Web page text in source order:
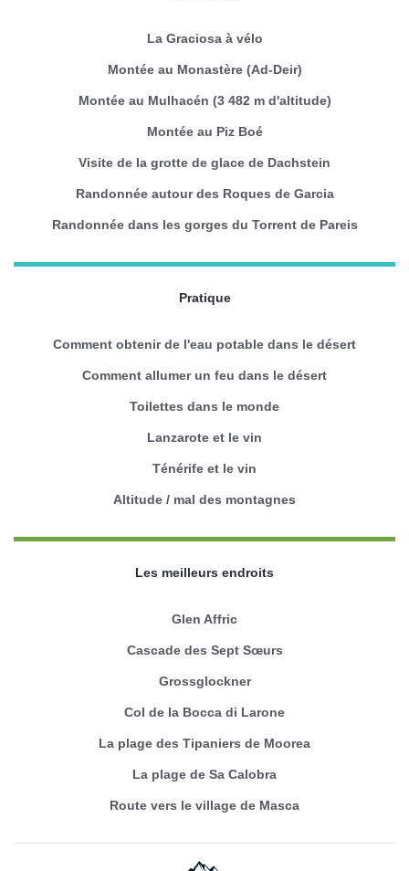
La Graciosa à vélo
Montée au Monastère (Ad-Deir)
Montée au Mulhacén (3 482 m d'altitude)
Montée au Piz Boé
Visite de la grotte de glace de Dachstein
Randonnée autour des Roques de Garcia
Randonnée dans les gorges du Torrent de Pareis
Pratique
Comment obtenir de l'eau potable dans le désert
Comment allumer un feu dans le désert
Toilettes dans le monde
Lanzarote et le vin
Ténérife et le vin
Altitude / mal des montagnes
Les meilleurs endroits
Glen Affric
Cascade des Sept Sœurs
Grossglockner
Col de la Bocca di Larone
La plage des Tipaniers de Moorea
La plage de Sa Calobra
Route vers le village de Masca